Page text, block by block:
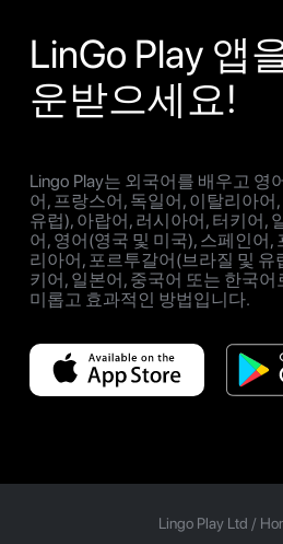
LinGo Play 앱
운받으세요!
Lingo Play는 외국어를 배우고 영
어, 프랑스어, 독일어, 이탈리아
유럽), 아랍어, 러시아어, 터키어,
어, 영어(영국 및 미국), 스페인어,
리아어, 포르투갈어(브라질 및 유
키어, 일본어, 중국어 또는 한국
미롭고 효과적인 방법입니다.
Lingo Play Ltd /